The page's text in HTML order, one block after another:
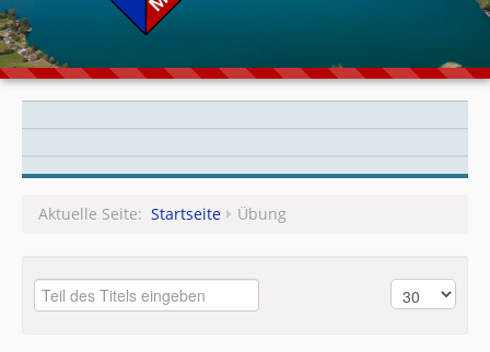
Kontakt
Aktuelle Seite: Startseite Übung